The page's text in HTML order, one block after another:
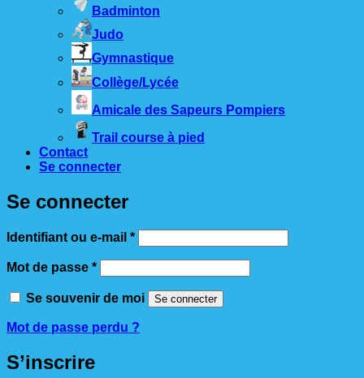
Badminton
Judo
Gymnastique
Collège/Lycée
Amicale des Sapeurs Pompiers
Trail course à pied
Contact
Se connecter
Se connecter
Identifiant ou e-mail *Obligatoire
Mot de passe *Obligatoire
Se souvenir de moi Se connecter
Mot de passe perdu ?
S’inscrire